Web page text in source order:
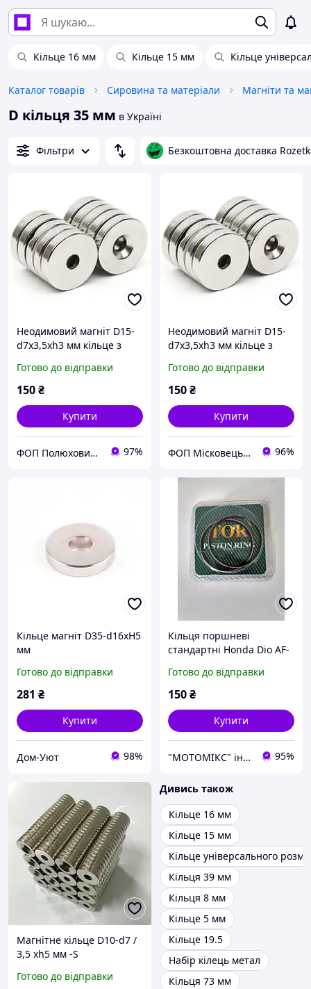
Кільце 16 мм Кільце 15 мм Кільце
Каталог товарів Сировина та матеріали Магніти та
D кільця 35 мм в Україні
Фільтри Безкоштовна доставка
Неодимовий магніт D15-
d7x3,5хh3 мм кільце з
Готово до відправки
150₴
Купити
ФОП Полюхович Л.Г. 97%
Неодимовий магніт D15-
d7x3,5хh3 мм кільце з
Готово до відправки
150₴
Купити
ФОП Місковець О.Г. 96%
Кільце магніт D35-d16хH5
мм
Готово до відправки
281 ₴
Купити
Дом-Уют 98%
Кільця поршневі
стандартні Honda Dio AF-
"TOR"
Готово до відправки
150₴
Купити
"МОТОМІКС" інтернет-магазин 95%
Магнітне кільце D10-d7 /
3,5 xh5 мм -S
Готово до відправки
Дивись також
Кільце 16 мм
Кільце 15 мм
Кільце універсального
Кільця 39 мм
Кільця 8 мм
Кільце 5 мм
Кільце 19.5
Набір кілець метал
Кільця 73 мм